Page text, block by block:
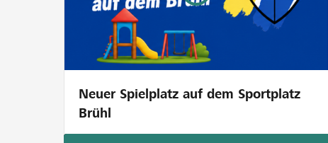
FR IT
Neuer Spielplatz auf dem Sportplatz
Brühl